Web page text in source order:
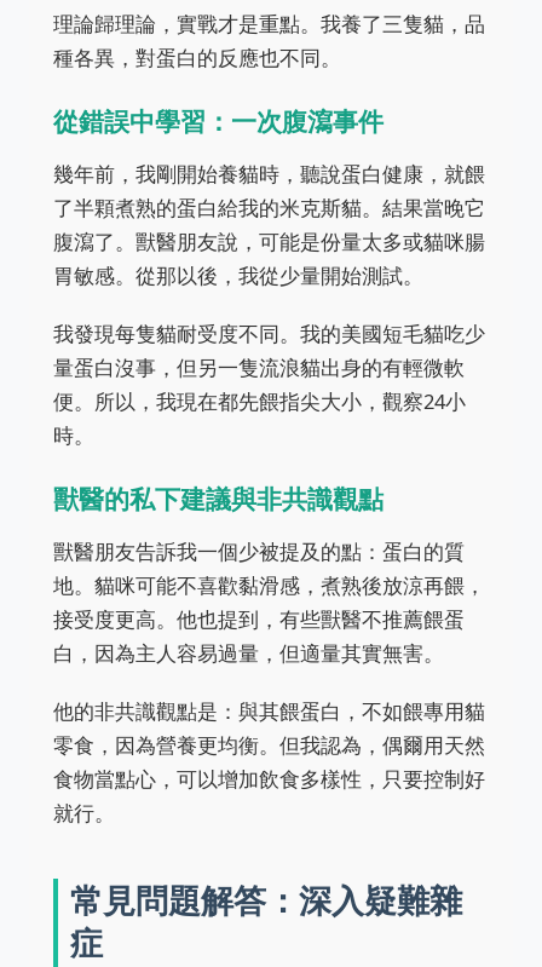
理論歸理論，實戰才是重點。我養了三隻貓，品
種各異，對蛋白的反應也不同。
從錯誤中學習：一次腹瀉事件
幾年前，我剛開始養貓時，聽說蛋白健康，就餵
了半顆煮熟的蛋白給我的米克斯貓。結果當晚它
腹瀉了。獸醫朋友說，可能是份量太多或貓咪腸
胃敏感。從那以後，我從少量開始測試。
我發現每隻貓耐受度不同。我的美國短毛貓吃少
量蛋白沒事，但另一隻流浪貓出身的有輕微軟
便。所以，我現在都先餵指尖大小，觀察24小
時。
獸醫的私下建議與非共識觀點
獸醫朋友告訴我一個少被提及的點：蛋白的質
地。貓咪可能不喜歡黏滑感，煮熟後放涼再餵，
接受度更高。他也提到，有些獸醫不推薦餵蛋
白，因為主人容易過量，但適量其實無害。
他的非共識觀點是：與其餵蛋白，不如餵專用貓
零食，因為營養更均衡。但我認為，偶爾用天然
食物當點心，可以增加飲食多樣性，只要控制好
就行。
常見問題解答：深入疑難雜
症